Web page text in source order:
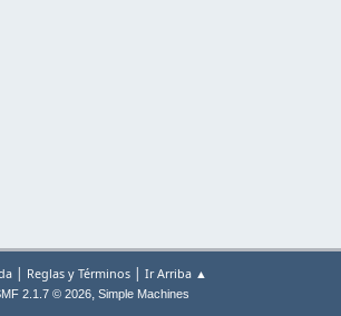
| Reglas y Términos | Ir Arriba ▲
2.1.7 © 2026, Simple Machines